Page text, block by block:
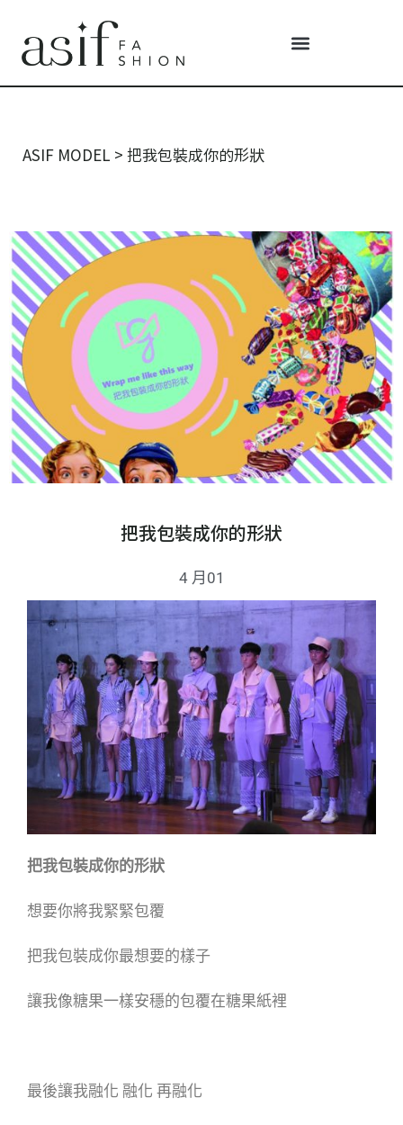
ASIF MODEL > 把我包裝成你的形狀
把我包裝成你的形狀
4 月01
把我包裝成你的形狀
想要你將我緊緊包覆
把我包裝成你最想要的樣子
讓我像糖果一樣安穩的包覆在糖果紙裡
最後讓我融化 融化 再融化